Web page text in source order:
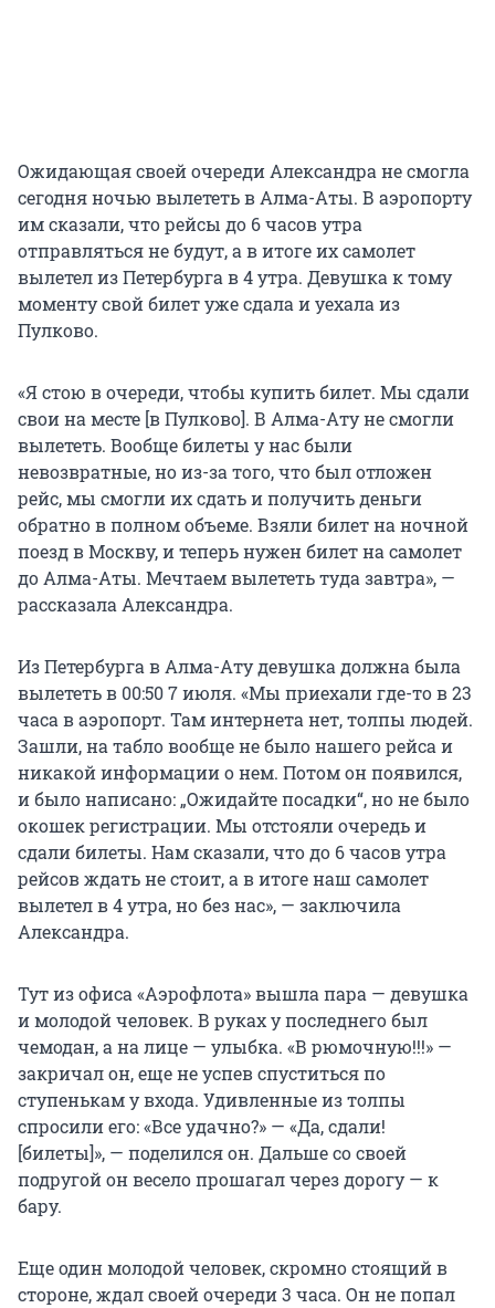
Ожидающая своей очереди Александра не смогла
сегодня ночью вылететь в Алма-Аты. В аэропорту
им сказали, что рейсы до 6 часов утра
отправляться не будут, а в итоге их самолет
вылетел из Петербурга в 4 утра. Девушка к тому
моменту свой билет уже сдала и уехала из
Пулково.
«Я стою в очереди, чтобы купить билет. Мы сдали
свои на месте [в Пулково]. В Алма-Ату не смогли
вылететь. Вообще билеты у нас были
невозвратные, но из-за того, что был отложен
рейс, мы смогли их сдать и получить деньги
обратно в полном объеме. Взяли билет на ночной
поезд в Москву, и теперь нужен билет на самолет
до Алма-Аты. Мечтаем вылететь туда завтра», —
рассказала Александра.
Из Петербурга в Алма-Ату девушка должна была
вылететь в 00:50 7 июля. «Мы приехали где-то в 23
часа в аэропорт. Там интернета нет, толпы людей.
Зашли, на табло вообще не было нашего рейса и
никакой информации о нем. Потом он появился,
и было написано: „Ожидайте посадки“, но не было
окошек регистрации. Мы отстояли очередь и
сдали билеты. Нам сказали, что до 6 часов утра
рейсов ждать не стоит, а в итоге наш самолет
вылетел в 4 утра, но без нас», — заключила
Александра.
Тут из офиса «Аэрофлота» вышла пара — девушка
и молодой человек. В руках у последнего был
чемодан, а на лице — улыбка. «В рюмочную!!!» —
закричал он, еще не успев спуститься по
ступенькам у входа. Удивленные из толпы
спросили его: «Все удачно?» — «Да, сдали!
[билеты]», — поделился он. Дальше со своей
подругой он весело прошагал через дорогу — к
бару.
Еще один молодой человек, скромно стоящий в
стороне, ждал своей очереди 3 часа. Он не попал